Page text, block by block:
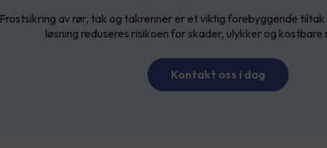
Frostsikring av rør, tak og takrenner er et viktig forebyggende
løsning reduseres risikoen for skader, ulykker og kostbare
Kontakt oss i dag